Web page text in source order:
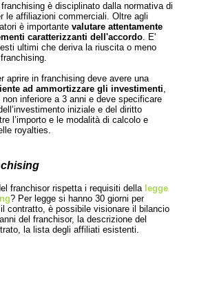
franchising è disciplinato dalla normativa di
le affiliazioni commerciali. Oltre agli
è importantevalutare attentamente
caratterizzanti dell'accordo. E'
ultimi che deriva la riuscita o meno
aprire in franchising deve avere una
ad ammortizzare gli investimenti,
non inferiore a 3 anni e deve specificare
iniziale e del diritto
l’importo e le modalità di calcolo e
royalties.
franchisor rispetta i requisiti della legge
? Per legge si hanno 30 giorni per
contratto, è possibile visionare il bilancio
del franchisor, la descrizione del
la lista degli affiliati esistenti.